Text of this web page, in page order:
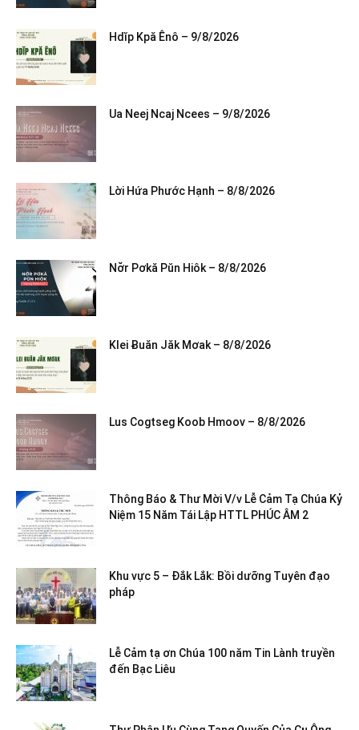
Hdĭp Kpă Ênô – 9/8/2026
Ua Neej Ncaj Ncees – 9/8/2026
Lời Hứa Phước Hạnh – 8/8/2026
Nơ̆r Pơkă Pŭn Hiôk – 8/8/2026
Klei Ƀuăn Jăk Mơak – 8/8/2026
Lus Cogtseg Koob Hmoov – 8/8/2026
Thông Báo & Thư Mời V/v Lễ Cảm Tạ Chúa Kỷ
Niệm 15 Năm Tái Lập HTTL PHÚC ÂM 2
Khu vực 5 – Đắk Lắk: Bồi dưỡng Tuyên đạo
pháp
Lễ Cảm tạ ơn Chúa 100 năm Tin Lành truyền
đến Bạc Liêu